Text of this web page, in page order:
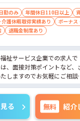
勤のみ 年間休日110日以上
護休暇取得実績あり
ボーナス
退職金制度あり
祉サービス企業での求人で
、面接対策ポイントなど、
しますのでお気軽にご相談
る 無料 紹介